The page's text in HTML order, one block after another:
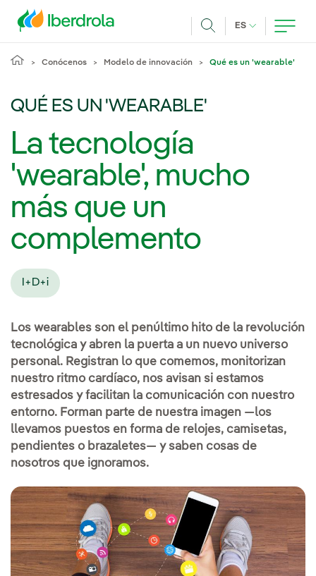
ES IDIOMA
Conócenos Modelo de innovación Qué es un 'wearable'
QUÉ ES UN 'WEARABLE'
La tecnología
'wearable', mucho
más que un
complemento
I+D+i
Los wearables son el penúltimo hito de la revolución
tecnológica y abren la puerta a un nuevo universo
personal. Registran lo que comemos, monitorizan
nuestro ritmo cardíaco, nos avisan si estamos
estresados y facilitan la comunicación con nuestro
entorno. Forman parte de nuestra imagen —los
llevamos puestos en forma de relojes, camisetas,
pendientes o brazaletes— y saben cosas de
nosotros que ignoramos.